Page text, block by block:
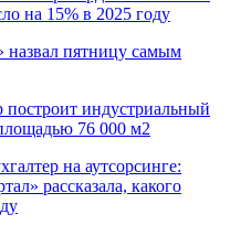
на 15% в 2025 году
назвал пятницу самым
построит индустриальный
76 000 м2
на аутсорсинге:
рассказала, какого